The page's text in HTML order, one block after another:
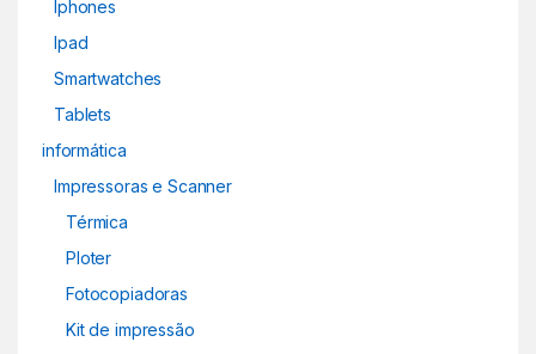
Iphones
Ipad
Smartwatches
Tablets
informática
Impressoras e Scanner
Térmica
Ploter
Fotocopiadoras
Kit de impressão